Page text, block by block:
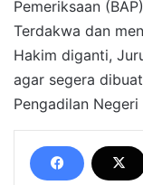
Pemeriksaan
Terdakwa dan
Hakim diganti,
agar segera
Pengadilan